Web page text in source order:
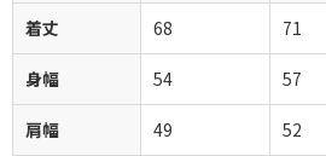
着丈 68 71
身幅 54 57
肩幅 49 52